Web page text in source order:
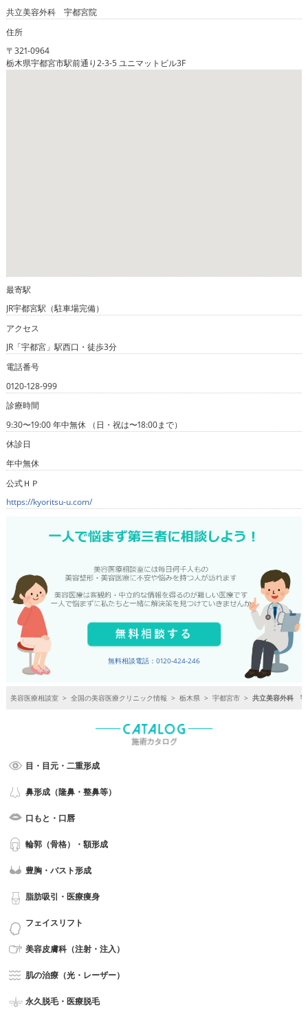
共立美容外科 宇都宮院
住所
〒321-0964
栃木県宇都宮市駅前通り2-3-5 ユニマットビル3F
最寄駅
JR宇都宮駅（駐車場完備）
アクセス
JR「宇都宮」駅西口・徒歩3分
電話番号
0120-128-999
診療時間
9:30〜19:00 年中無休 （日・祝は〜18:00まで）
休診日
年中無休
公式ＨＰ
https://kyoritsu-u.com/
無料相談電話：0120-424-246
美容医療相談室 > 全国の美容医療クリニック情報 > 栃木県 > 宇都宮市 > 共立美容外科 宇
目・目元・二重形成
鼻形成（隆鼻・整鼻等）
口もと・口唇
輪郭（骨格）・額形成
豊胸・バスト形成
脂肪吸引・医療痩身
フェイスリフト
美容皮膚科（注射・注入）
肌の治療（光・レーザー）
永久脱毛・医療脱毛